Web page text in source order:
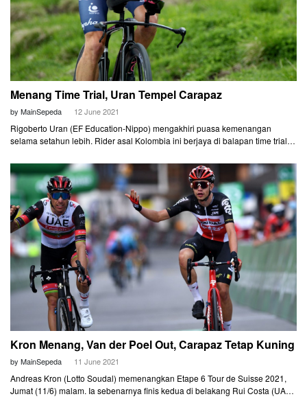
Menang Time Trial, Uran Tempel Carapaz
by MainSepeda 12 June 2021
Rigoberto Uran (EF Education-Nippo) mengakhiri puasa kemenangan
selama setahun lebih. Rider asal Kolombia ini berjaya di balapan time trial di
Kron Menang, Van der Poel Out, Carapaz Tetap Kuning
by MainSepeda 11 June 2021
Andreas Kron (Lotto Soudal) memenangkan Etape 6 Tour de Suisse 2021,
Jumat (11/6) malam. Ia sebenarnya finis kedua di belakang Rui Costa (UAE